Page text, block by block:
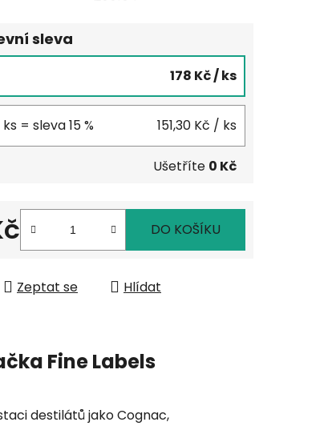
sleva
178 Kč/ ks
= sleva 15 % 151,30 Kč / ks
Ušetříte 0 Kč
DO KOŠÍKU
Zeptat se
Hlídat
Fine Labels
destilátů jako Cognac,